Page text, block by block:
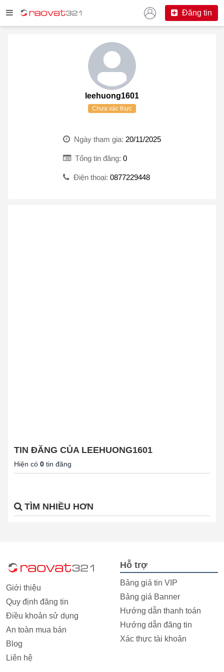
Đăng tin
leehuong1601
Chưa xác thực
Ngày tham gia: 20/11/2025
Tổng tin đăng: 0
Điện thoại: 0877229448
TIN ĐĂNG CỦA LEEHUONG1601
Hiện có 0 tin đăng
TÌM NHIỀU HƠN
Giới thiệu
Quy định đăng tin
Điều khoản sử dụng
An toàn mua bán
Blog
Liên hệ
Hỗ trợ
Bảng giá tin VIP
Bảng giá Banner
Hướng dẫn thanh toán
Hướng dẫn đăng tin
Xác thực tài khoản